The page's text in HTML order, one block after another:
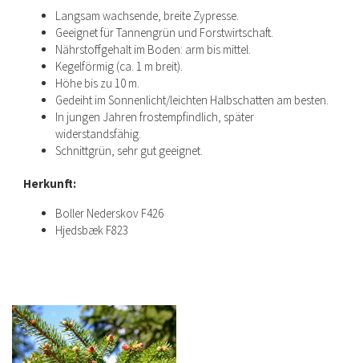
Langsam wachsende, breite Zypresse.
Geeignet für Tannengrün und Forstwirtschaft.
Nährstoffgehalt im Boden: arm bis mittel.
Kegelförmig (ca. 1 m breit).
Höhe bis zu 10 m.
Gedeiht im Sonnenlicht/leichten Halbschatten am besten.
In jungen Jahren frostempfindlich, später
widerstandsfähig.
Schnittgrün, sehr gut geeignet.
Herkunft:
Boller Nederskov F426
Hjedsbæk F823